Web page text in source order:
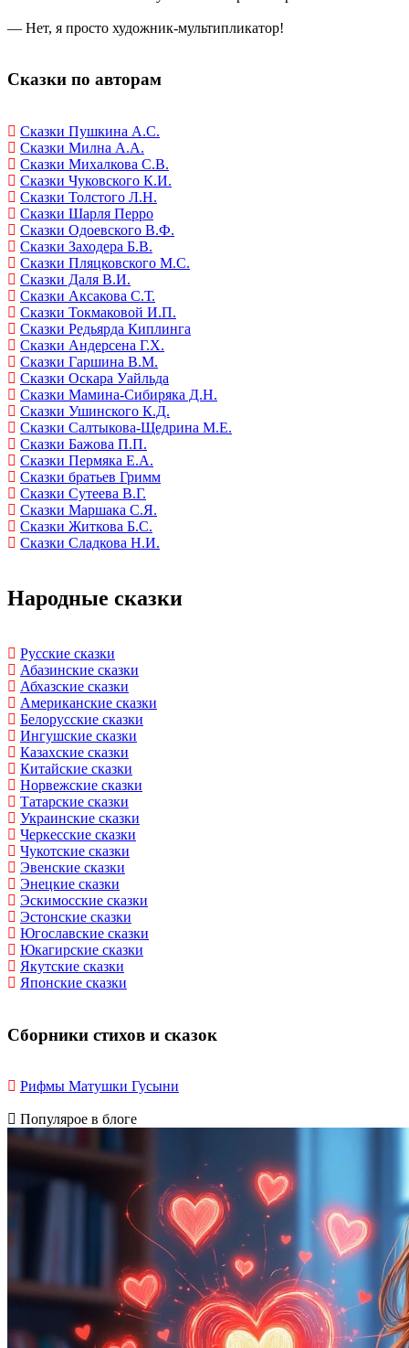
— Нет, я просто художник-мультипликатор!
Сказки по авторам
Сказки Пушкина А.С.
Сказки Милна А.А.
Сказки Михалкова С.В.
Сказки Чуковского К.И.
Сказки Толстого Л.Н.
Сказки Шарля Перро
Сказки Одоевского В.Ф.
Сказки Заходера Б.В.
Сказки Пляцковского М.С.
Сказки Даля В.И.
Сказки Аксакова С.Т.
Сказки Токмаковой И.П.
Сказки Редьярда Киплинга
Сказки Андерсена Г.Х.
Сказки Гаршина В.М.
Сказки Оскара Уайльда
Сказки Мамина-Сибиряка Д.Н.
Сказки Ушинского К.Д.
Сказки Салтыкова-Щедрина М.Е.
Сказки Бажова П.П.
Сказки Пермяка Е.А.
Сказки братьев Гримм
Сказки Сутеева В.Г.
Сказки Маршака С.Я.
Сказки Житкова Б.С.
Сказки Сладкова Н.И.
Народные сказки
Русские сказки
Абазинские сказки
Абхазские сказки
Американские сказки
Белорусские сказки
Ингушские сказки
Казахские сказки
Китайские сказки
Норвежские сказки
Татарские сказки
Украинские сказки
Черкесские сказки
Чукотские сказки
Эвенские сказки
Энецкие сказки
Эскимосские сказки
Эстонские сказки
Югославские сказки
Юкагирские сказки
Якутские сказки
Японские сказки
Сборники стихов и сказок
Рифмы Матушки Гусыни
Популярое в блоге